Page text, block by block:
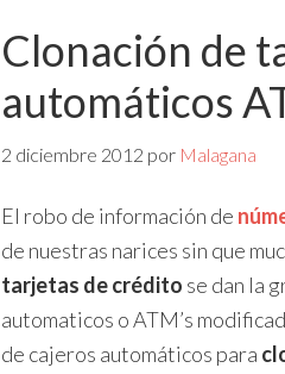
Clonación de
automáticos
2 diciembre 2012 por Malagana
El robo de información de
de nuestras narices sin que
tarjetas de crédito se dan la
automaticos o ATM’s
de cajeros automáticos para